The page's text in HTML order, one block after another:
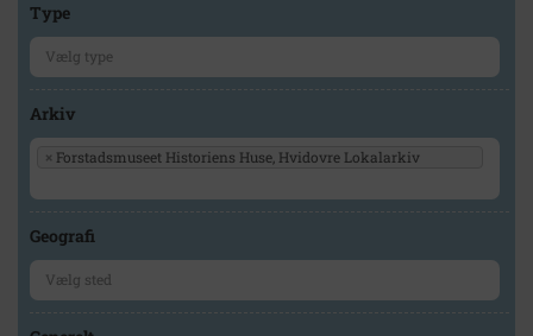
Type
Arkiv
× Forstadsmuseet Historiens Huse, Hvidovre Lokalarkiv
Geografi